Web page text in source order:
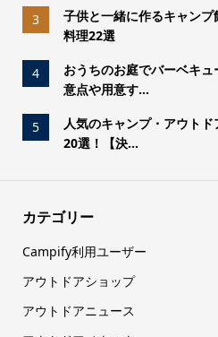
3
子供と一緒に作るキャン
料理22選
4
おうちのお庭でバーベキ
意点や用意す...
5
人気のキャンプ・アウトド
20選！【決...
カテゴリー
Campify利用ユーザー
アウトドアショップ
アウトドアニュース